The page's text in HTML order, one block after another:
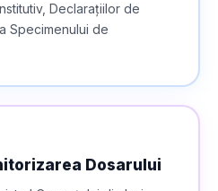
Declarațiilor de
Specimenului de
Dosarului